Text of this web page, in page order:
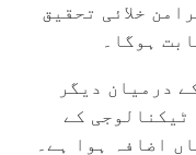
خلائی تحقیق
ہوگا۔
درمیان دیگر
کے
اضافہ ہوا ہے۔